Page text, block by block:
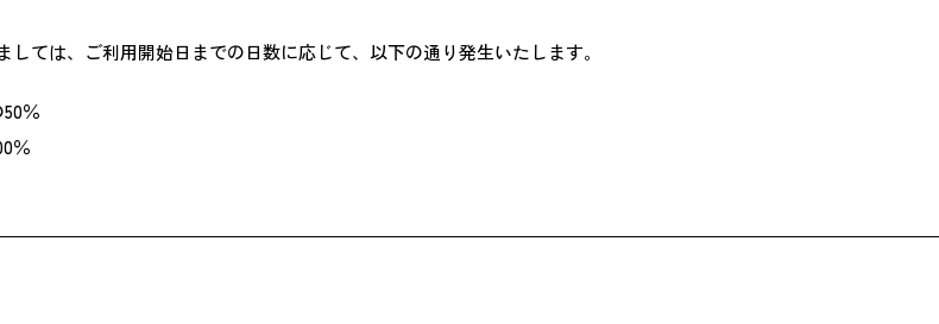
ては、ご利用開始日までの日数に応じて、以下の通り発生いたします。
％
％